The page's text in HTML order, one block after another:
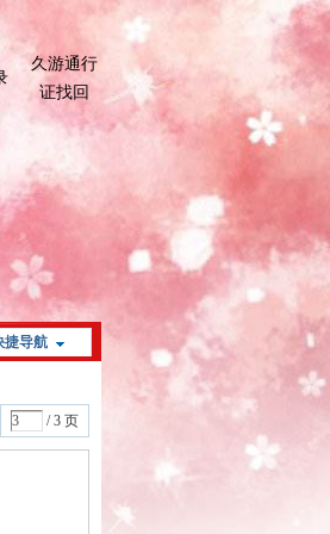
久游通行
证找回
捷导航
/ 3 页